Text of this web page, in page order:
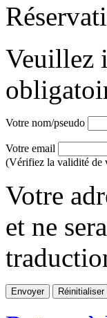
Veuillez
Votre nom/pseudo
Votre email
(Vérifiez la validité de
Votre
et ne